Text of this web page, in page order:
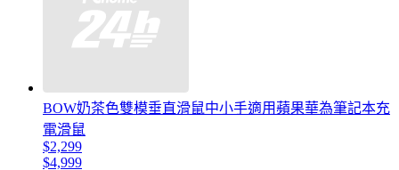
BOW奶茶色雙模垂直滑鼠中小手適用蘋果華為筆記本充
電滑鼠
$2,299
$4,999